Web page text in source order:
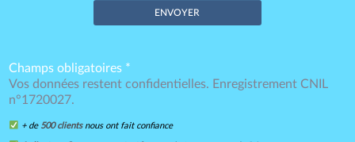
Champs obligatoires *
Vos données restent confidentielles. Enregistrement CNIL
n°1720027.
+ de 500 clientsnous ont fait confiance